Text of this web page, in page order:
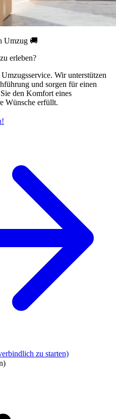
Umzug 🚚
erleben?
Wir unterstützen
und sorgen für einen
den Komfort eines
Wünsche erfüllt.
zu starten)